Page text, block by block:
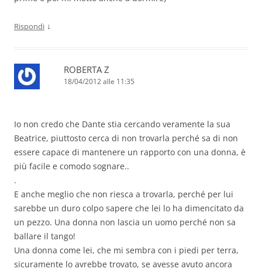
Rispondi ↓
ROBERTA Z
18/04/2012 alle 11:35
Io non credo che Dante stia cercando veramente la sua
Beatrice, piuttosto cerca di non trovarla perché sa di non
essere capace di mantenere un rapporto con una donna, è
più facile e comodo sognare..
.
E anche meglio che non riesca a trovarla, perché per lui
sarebbe un duro colpo sapere che lei lo ha dimencitato da
un pezzo. Una donna non lascia un uomo perché non sa
ballare il tango!
Una donna come lei, che mi sembra con i piedi per terra,
sicuramente lo avrebbe trovato, se avesse avuto ancora